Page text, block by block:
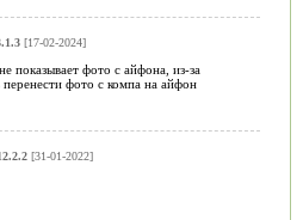
[17-02-2024]
показывает фото с айфона, из-за
перенести фото с компа на айфон
[31-01-2022]